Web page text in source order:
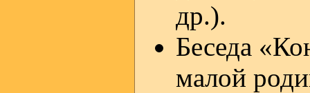
др.).
Беседа
малой